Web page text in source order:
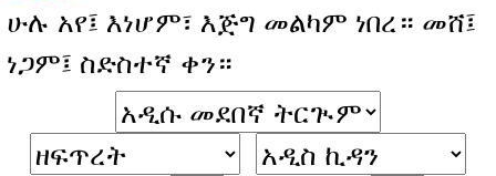
ሁሉ አየ፤ እነሆም፣ እጅግ መልካም ነበረ። መሸ፤
ነጋም፤ ስድስተኛ ቀን።